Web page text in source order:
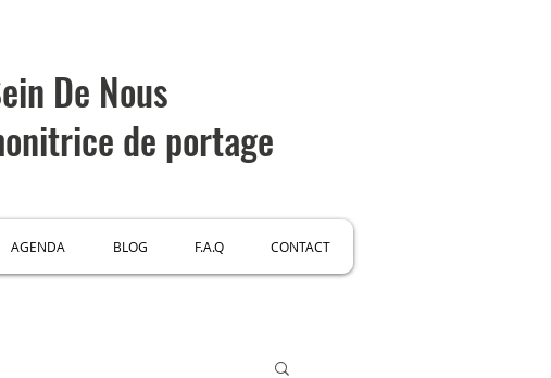
De Nous
de portage
AGENDA BLOG F.A.Q CONTACT